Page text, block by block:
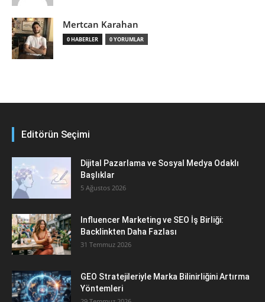
Mertcan Karahan
0 HABERLER 0 YORUMLAR
Editörün Seçimi
Dijital Pazarlama ve Sosyal Medya Odaklı
Başlıklar
5 Ağustos 2026
Influencer Marketing ve SEO İş Birliği:
Backlinkten Daha Fazlası
31 Temmuz 2026
GEO Stratejileriyle Marka Bilinirliğini Artırma
Yöntemleri